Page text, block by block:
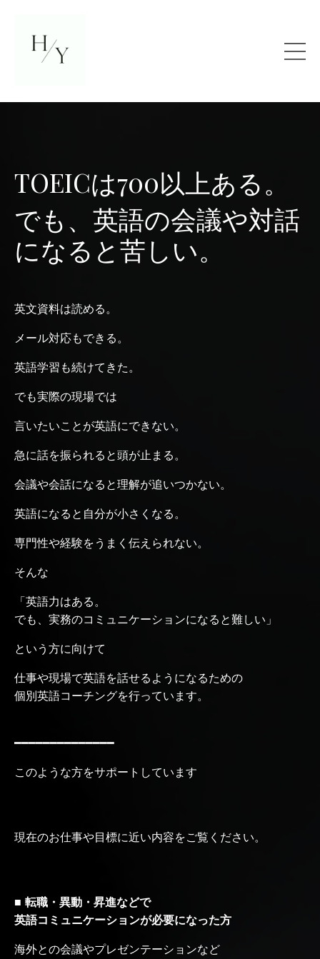
TOEICは700以上ある。
でも、英語の会議や対話
になると苦しい。
英文資料は読める。
メール対応もできる。
英語学習も続けてきた。
でも実際の現場では
言いたいことが英語にできない。
急に話を振られると頭が止まる。
会議や会話になると理解が追いつかない。
英語になると自分が小さくなる。
専門性や経験をうまく伝えられない。
そんな
「英語力はある。
でも、実務のコミュニケーションになると難しい」
という方に向けて
仕事や現場で英語を話せるようになるための
個別英語コーチングを行っています。
━━━━━━━━━━━━━━
このような方をサポートしています
現在のお仕事や目標に近い内容をご覧ください。
■ 転職・異動・昇進などで
英語コミュニケーションが必要になった方
海外との会議やプレゼンテーションなど